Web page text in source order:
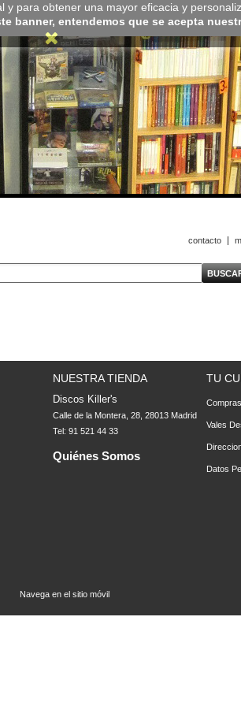
para obtener una mayor eficacia y
banner, entendemos que se acepta
contacto
NUESTRA TIENDA
Discos Killer's
Calle de la Montera, 28, 28013 Madrid
Tel: 91 521 44 33
Quiénes Somos
TU
Compras
Vales
Datos
Navega en el sitio móvil